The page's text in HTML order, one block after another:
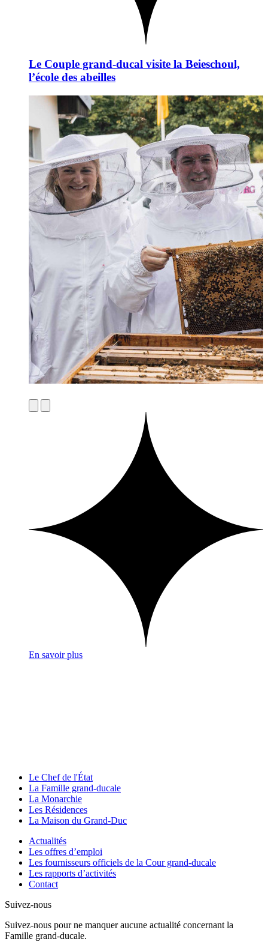
Le Couple grand-ducal visite la Beieschoul,
l’école des abeilles
En savoir plus
Le Chef de l'État
La Famille grand-ducale
La Monarchie
Les Résidences
La Maison du Grand-Duc
Actualités
Les offres d’emploi
Les fournisseurs officiels de la Cour grand-ducale
Les rapports d’activités
Contact
Suivez-nous
Suivez-nous pour ne manquer aucune actualité concernant la
Famille grand-ducale.